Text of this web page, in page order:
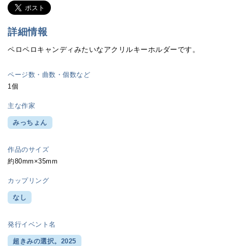
詳細情報
ペロペロキャンディみたいなアクリルキーホルダーです。
ページ数・曲数・個数など
1個
主な作家
みっちょん
作品のサイズ
約80mm×35mm
カップリング
なし
発行イベント名
超きみの選択。2025